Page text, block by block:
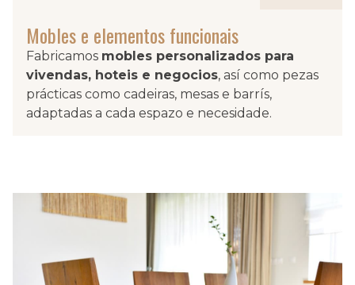
Mobles e elementos funcionais
Fabricamos mobles personalizados para
vivendas, hoteis e negocios, así como pezas
prácticas como cadeiras, mesas e barrís,
adaptadas a cada espazo e necesidade.